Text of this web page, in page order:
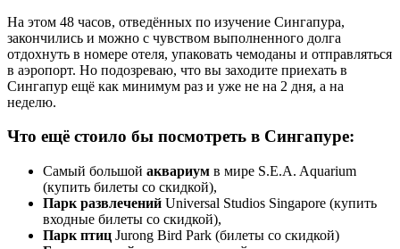
На этом 48 часов, отведённых по изучение Сингапура,
закончились и можно с чувством выполненного долга
отдохнуть в номере отеля, упаковать чемоданы и отправляться
в аэропорт. Но подозреваю, что вы заходите приехать в
Сингапур ещё как минимум раз и уже не на 2 дня, а на
неделю.
Что ещё стоило бы посмотреть в Сингапуре:
Самый большой аквариум в мире S.E.A. Aquarium
(купить билеты со скидкой),
Парк развлечений Universal Studios Singapore (купить
входные билеты со скидкой),
Парк птиц Jurong Bird Park (билеты со скидкой)